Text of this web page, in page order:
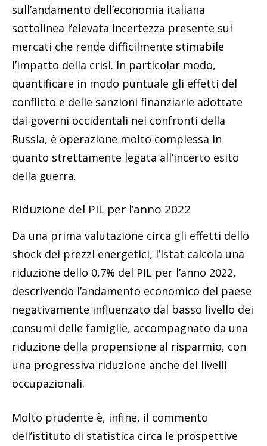
sull’andamento dell’economia italiana
sottolinea l’elevata incertezza presente sui
mercati che rende difficilmente stimabile
l’impatto della crisi. In particolar modo,
quantificare in modo puntuale gli effetti del
conflitto e delle sanzioni finanziarie adottate
dai governi occidentali nei confronti della
Russia, è operazione molto complessa in
quanto strettamente legata all’incerto esito
della guerra.
Riduzione del PIL per l’anno 2022
Da una prima valutazione circa gli effetti dello
shock dei prezzi energetici, l’Istat calcola una
riduzione dello 0,7% del PIL per l’anno 2022,
descrivendo l’andamento economico del paese
negativamente influenzato dal basso livello dei
consumi delle famiglie, accompagnato da una
riduzione della propensione al risparmio, con
una progressiva riduzione anche dei livelli
occupazionali.
Molto prudente è, infine, il commento
dell’istituto di statistica circa le prospettive